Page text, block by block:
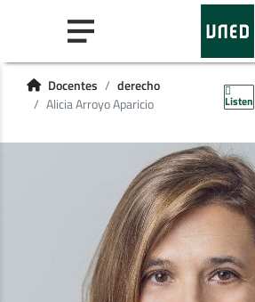
Docentes
derecho
Alicia Arroyo Aparicio
Listen